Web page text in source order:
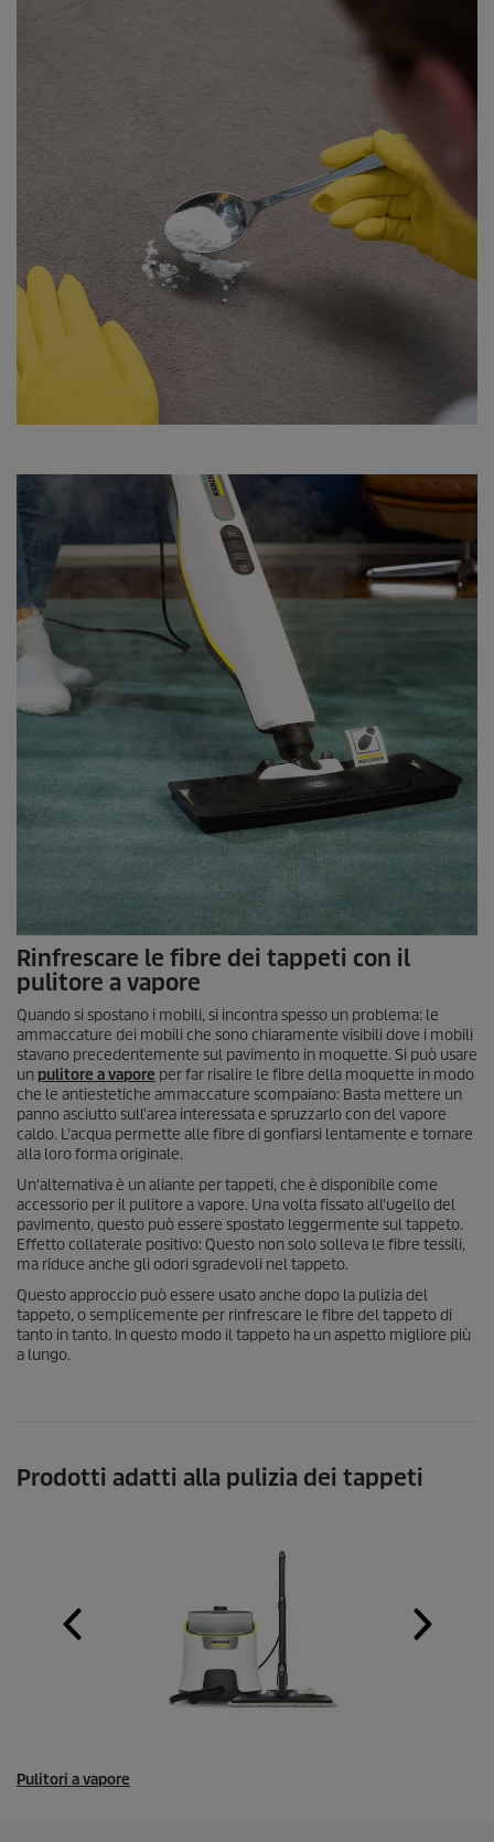
Rinfrescare le fibre dei tappeti con il
pulitore a vapore
Quando si spostano i mobili, si incontra spesso un problema: le
ammaccature dei mobili che sono chiaramente visibili dove i mobili
stavano precedentemente sul pavimento in moquette. Si può usare
un pulitore a vapore per far risalire le fibre della moquette in modo
che le antiestetiche ammaccature scompaiano: Basta mettere un
panno asciutto sull'area interessata e spruzzarlo con del vapore
caldo. L'acqua permette alle fibre di gonfiarsi lentamente e tornare
alla loro forma originale.
Un'alternativa è un aliante per tappeti, che è disponibile come
accessorio per il pulitore a vapore. Una volta fissato all'ugello del
pavimento, questo può essere spostato leggermente sul tappeto.
Effetto collaterale positivo: Questo non solo solleva le fibre tessili,
ma riduce anche gli odori sgradevoli nel tappeto.
Questo approccio può essere usato anche dopo la pulizia del
tappeto, o semplicemente per rinfrescare le fibre del tappeto di
tanto in tanto. In questo modo il tappeto ha un aspetto migliore più
a lungo.
Prodotti adatti alla pulizia dei tappeti
Pulitori a vapore